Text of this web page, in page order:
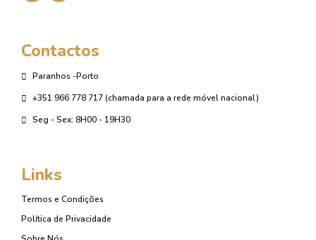
Contactos
Paranhos -Porto
+351 966 778 717 (chamada para a rede móvel nacional)
Seg - Sex: 8H00 - 19H30
Links
Termos e Condições
Política de Privacidade